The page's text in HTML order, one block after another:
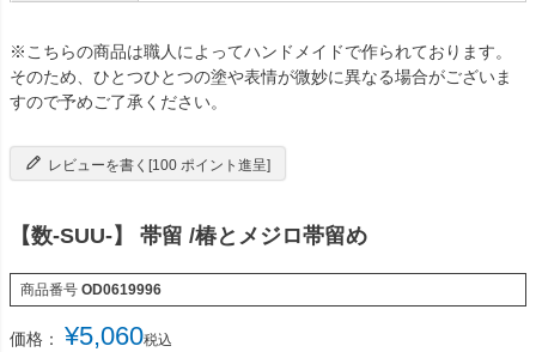
※こちらの商品は職人によってハンドメイドで作られております。
そのため、ひとつひとつの塗や表情が微妙に異なる場合がございま
すので予めご了承ください。
レビューを書く[100 ポイント進呈]
【数-SUU-】 帯留 /椿とメジロ帯留め
商品番号 OD0619996
価格： ¥5,060税込